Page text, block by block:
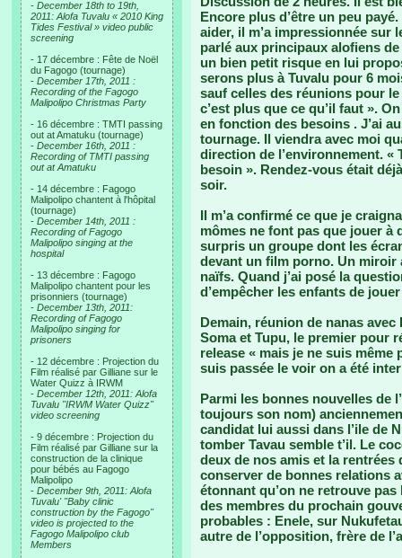
- December 18th to 19th,
2011: Alofa Tuvalu « 2010 King
Tides Festival » video public
screening
- 17 décembre : Fête de Noël
du Fagogo (tournage)
- December 17th, 2011 :
Recording of the Fagogo
Malipolipo Christmas Party
- 16 décembre : TMTI passing
out at Amatuku (tournage)
- December 16th, 2011 :
Recording of TMTI passing
out at Amatuku
- 14 décembre : Fagogo
Malipolipo chantent à l'hôpital
(tournage)
- December 14th, 2011 :
Recording of Fagogo
Malipolipo singing at the
hospital
- 13 décembre : Fagogo
Malipolipo chantent pour les
prisonniers (tournage)
- December 13th, 2011:
Recording of Fagogo
Malipolipo singing for
prisoners
- 12 décembre : Projection du
Film réalisé par Gilliane sur le
Water Quizz à IRWM
- December 12th, 2011: Alofa
Tuvalu "IRWM Water Quizz"
video screening
- 9 décembre : Projection du
Film réalisé par Gilliane sur la
construction de la clinique
pour bébés au Fagogo
Malipolipo
- December 9th, 2011: Alofa
Tuvalu' "Baby clinic
construction by the Fagogo"
video is projected to the
Fagogo Malipolipo club
Members
Encore plus d’être un peu
aider, il m’a impressionnée sur
parlé aux principaux alofiens
un bien petit risque en lui
serons plus à Tuvalu pour 6
sauf celles des réunions pour
c’est plus que ce qu’il faut ».
en fonction des besoins . J’ai
tournage. Il viendra avec moi
direction de l’environnement. «
besoin ». Rendez-vous était
soir.
Il m’a confirmé ce que je
mômes ne font pas que jouer à
surpris un groupe dont les
devant un film porno. Un miroir
naïfs. Quand j’ai posé la
d’empêcher les enfants de
Demain, réunion de nanas
Soma et Tupu, le premier pour
release « mais je ne suis
suis passée le voir on a été
Parmi les bonnes nouvelles de
toujours son nom)
candidat lui aussi dans l’ile de
tomber Tavau semble t’il. Le
deux de nos amis et la rentrées
conserver de bonnes relations
étonnant qu’on ne retrouve
des membres du prochain
probables : Enele, sur
autre de l’opposition, frère de